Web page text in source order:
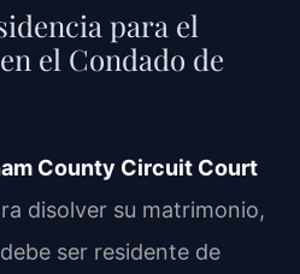
para el
el Condado de
County Circuit Court
disolver su matrimonio,
ser residente de